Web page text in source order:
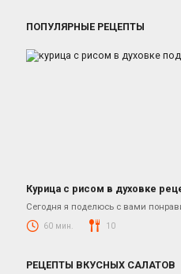
ПОПУЛЯРНЫЕ РЕЦЕПТЫ
Блюда из курицы
Курица с рисом в духовке
Сегодня я поделюсь с вами
60 мин. 10
РЕЦЕПТЫ ВКУСНЫХ САЛАТОВ